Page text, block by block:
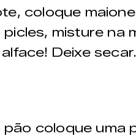
coloque
misture na
Deixe secar.
pão coloque uma